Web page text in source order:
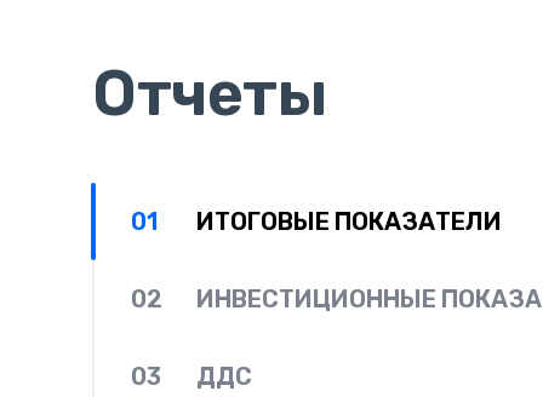
Отчеты
01 ИТОГОВЫЕ ПОКАЗАТЕЛИ
02 ИНВЕСТИЦИОННЫЕ
03 ДДС